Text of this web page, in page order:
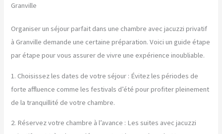
Granville
Organiser un séjour parfait dans une chambre avec jacuzzi privatif
à Granville demande une certaine préparation. Voici un guide étape
par étape pour vous assurer de vivre une expérience inoubliable.
1. Choisissez les dates de votre séjour : Évitez les périodes de
forte affluence comme les festivals d’été pour profiter pleinement
de la tranquillité de votre chambre.
2. Réservez votre chambre à l’avance : Les suites avec jacuzzi